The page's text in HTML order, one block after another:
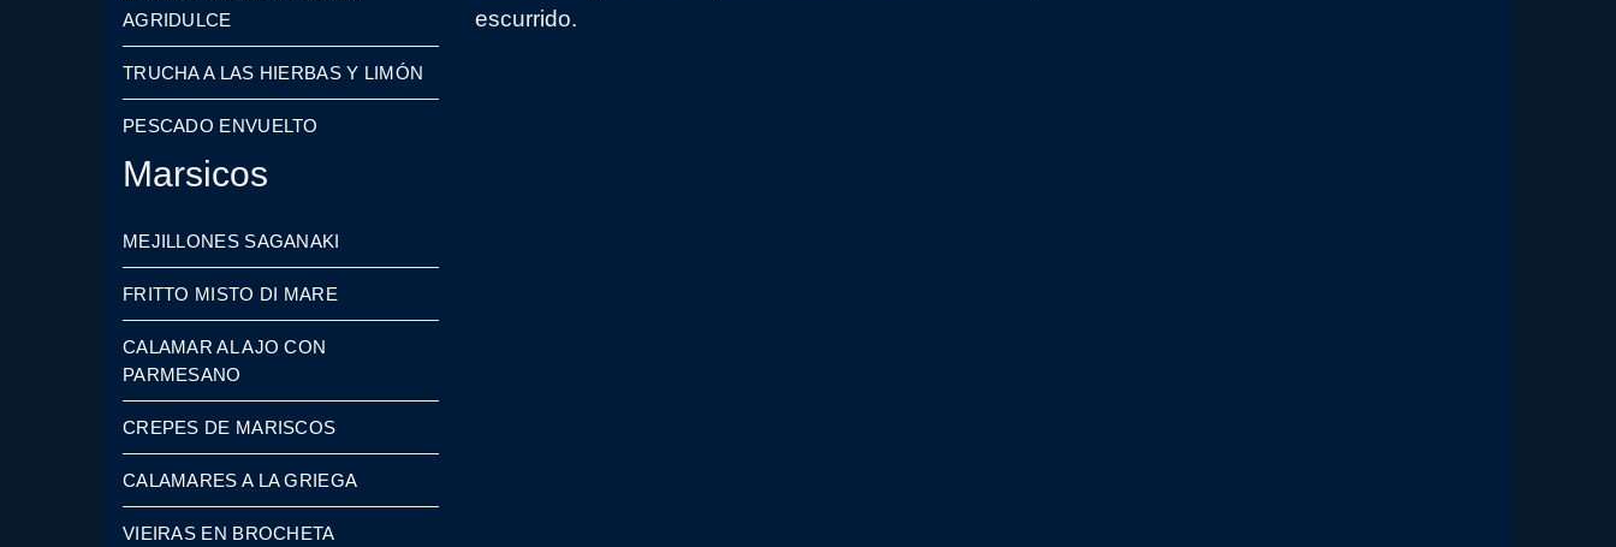
AGRIDULCE
TRUCHA A LAS HIERBAS Y LIMÓN
PESCADO ENVUELTO
Marsicos
MEJILLONES SAGANAKI
FRITTO MISTO DI MARE
CALAMAR AL AJO CON
PARMESANO
CREPES DE MARISCOS
CALAMARES A LA GRIEGA
VIEIRAS EN BROCHETA
escurrido.